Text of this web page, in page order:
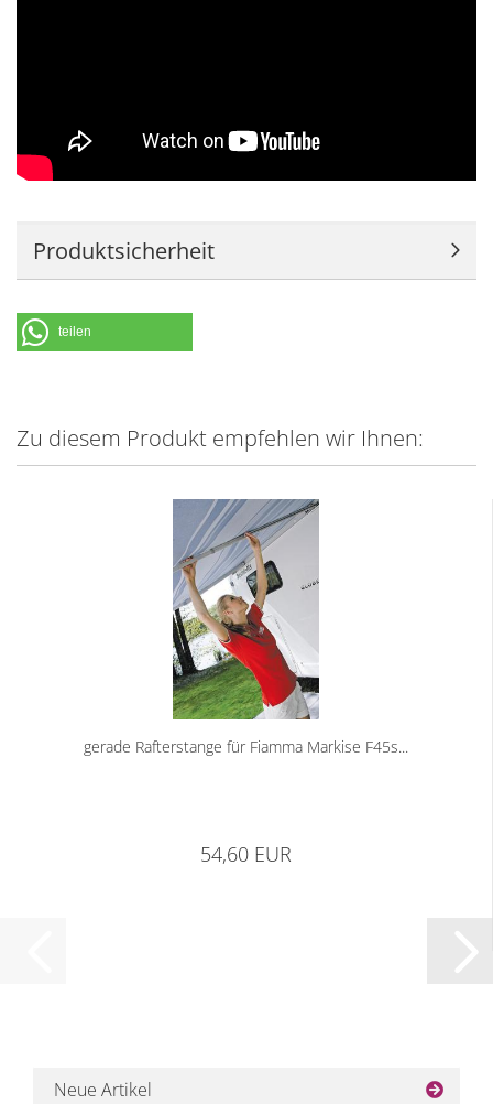
Produktsicherheit
teilen
Zu diesem Produkt empfehlen wir Ihnen:
gerade Rafterstange für Fiamma Markise F45s...
54,60 EUR
Neue Artikel